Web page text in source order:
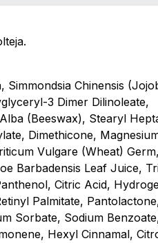
Chinensis
3 Dimer Dilinoleate,
(Beeswax), Stearyl
Dimethicone,
Vulgare (Wheat)
Barbadensis Leaf Juice,
Citric Acid,
Palmitate,
Sorbate, Sodium
Hexyl Cinnamal,